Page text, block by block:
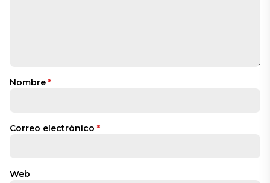
Nombre *
Correo electrónico *
Web